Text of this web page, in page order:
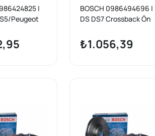
|
Peugeot
Ön
BOSCH 0986494696 |
DS DS7 Crossback Ön
C4 Picasso II
₺1.056,39